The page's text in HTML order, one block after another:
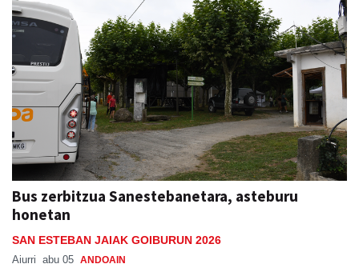
Bus zerbitzua Sanestebanetara, asteburu
honetan
SAN ESTEBAN JAIAK GOIBURUN 2026
Aiurri abu 05 ANDOAIN